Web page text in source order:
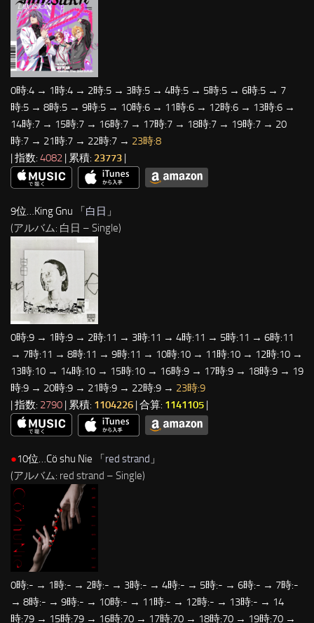
0時:4 → 1時:4 → 2時:5 → 3時:5 → 4時:5 → 5時:5 → 6時:5 → 7
時:5 → 8時:5 → 9時:5 → 10時:6 → 11時:6 → 12時:6 → 13時:6 →
14時:7 → 15時:7 → 16時:7 → 17時:7 → 18時:7 → 19時:7 → 20
時:7 → 21時:7 → 22時:7 → 23時:8
| 指数: 4082 | 累積: 23773 |
9位…King Gnu 「 白日 」
(アルバム: 白日 – Single)
0時:9 → 1時:9 → 2時:11 → 3時:11 → 4時:11 → 5時:11 → 6時:11
→ 7時:11 → 8時:11 → 9時:11 → 10時:10 → 11時:10 → 12時:10 →
13時:10 → 14時:10 → 15時:10 → 16時:9 → 17時:9 → 18時:9 → 19
時:9 → 20時:9 → 21時:9 → 22時:9 → 23時:9
| 指数: 2790 | 累積: 1104226 | 合算: 1141105
●10位…Cö shu Nie 「red strand 」
(アルバム: red strand – Single)
0時:- → 1時:- → 2時:- → 3時:- → 4時:- → 5時:- → 6時:- → 7時:-
→ 8時:- → 9時:- → 10時:- → 11時:- → 12時:- → 13時:- → 14
時:79 → 15時:79 → 16時:70 → 17時:70 → 18時:70 → 19時:70 →